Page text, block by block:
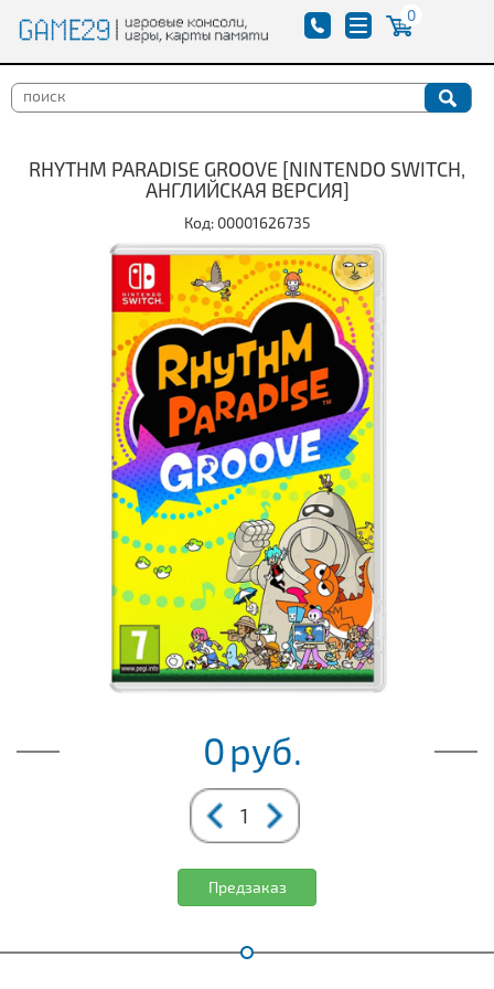
0
RHYTHM PARADISE GROOVE [NINTENDO SWITCH,
АНГЛИЙСКАЯ ВЕРСИЯ]
Код: 00001626735
0руб.
Предзаказ